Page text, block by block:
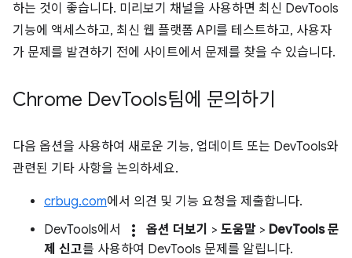
하는 것이 좋습니다. 미리보기 채널을 사용하면 최신 DevTools
기능에 액세스하고, 최신 웹 플랫폼 API를 테스트하고, 사용자
가 문제를 발견하기 전에 사이트에서 문제를 찾을 수 있습니다.
Chrome DevTools팀에 문의하기
다음 옵션을 사용하여 새로운 기능, 업데이트 또는 DevTools와
관련된 기타 사항을 논의하세요.
crbug.com에서 의견 및 기능 요청을 제출합니다.
DevTools에서
more_vert 옵션 더보기 > 도움말 > DevTools 문
제 신고를 사용하여 DevTools 문제를 알립니다.